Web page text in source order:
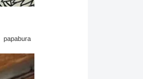
papabura